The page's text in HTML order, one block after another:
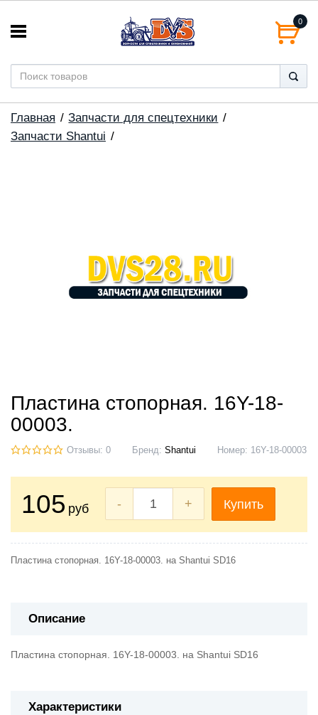
0
Главная
Запчасти для спецтехники
Запчасти Shantui
Пластина стопорная. 16Y-18-
00003.
Отзывы: 0 Бренд: Shantui Номер: 16Y-18-00003
105 руб - + Купить
Пластина стопорная. 16Y-18-00003. на Shantui SD16
Описание
Пластина стопорная. 16Y-18-00003. на Shantui SD16
Характеристики